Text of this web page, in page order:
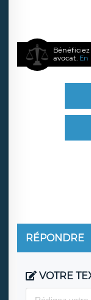
avocat.
RÉPONDRE
VOTRE